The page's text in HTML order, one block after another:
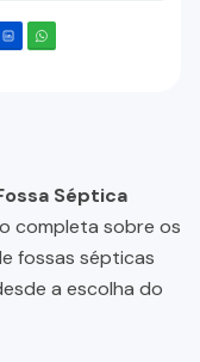
Séptica
completa sobre os
fossas sépticas
a escolha do